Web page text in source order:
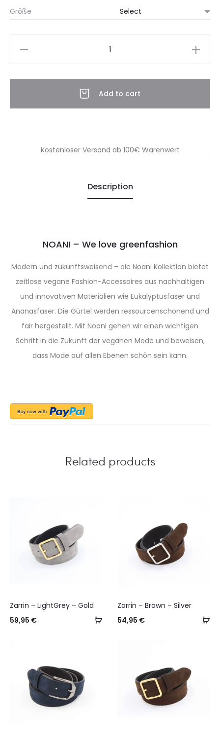
Größe
Add to cart
Kostenloser Versand ab 100€ Warenwert
Description
NOANI – We love greenfashion
Modern und zukunftsweisend – die Noani Kollektion bietet
zeitlose vegane Fashion-Accessoires aus nachhaltigen
und innovativen Materialien wie Eukalyptusfaser und
Ananasfaser. Die Gürtel werden ressourcenschonend und
fair hergestellt. Mit Noani gehen wir einen wichtigen
Schritt in die Zukunft der veganen Mode und beweisen,
dass Mode auf allen Ebenen schön sein kann.
Related products
Select
Zarrin – LightGrey – Gold
59,95 €
Zarrin – Brown – Silver
54,95 €